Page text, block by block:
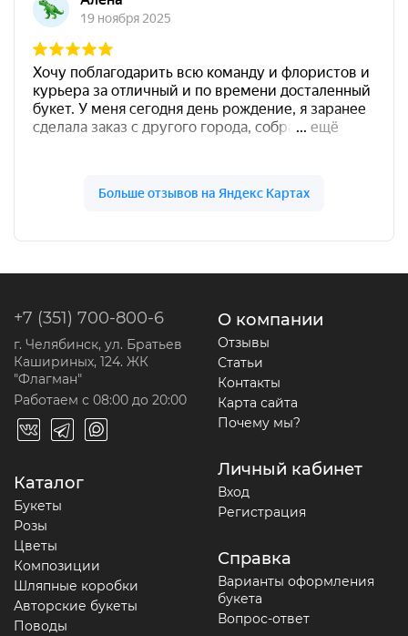
+7 (351) 700-800-6
г. Челябинск, ул. Братьев
Кашириных, 124. ЖК
"Флагман"
Работаем с 08:00 до 20:00
Каталог
Букеты
Розы
Цветы
Композиции
Шляпные коробки
Авторские букеты
Поводы
О компании
Отзывы
Статьи
Контакты
Карта сайта
Почему мы?
Личный кабинет
Вход
Регистрация
Справка
Варианты оформления
букета
Вопрос-ответ